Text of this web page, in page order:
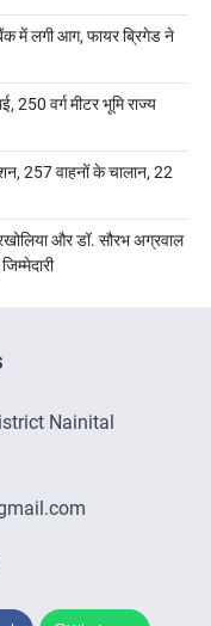
बैंक में लगी आग, फायर ब्रिगेड ने
250 वर्ग मीटर भूमि राज्य
257 वाहनों के चालान, 22
और डॉ. सौरभ अग्रवाल
Nainital